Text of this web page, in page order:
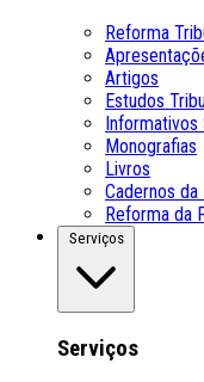
Reforma
Artigos
Estudos
Informativos
Monografias
Livros
Cadernos
Reforma da
Serviços
Serviços